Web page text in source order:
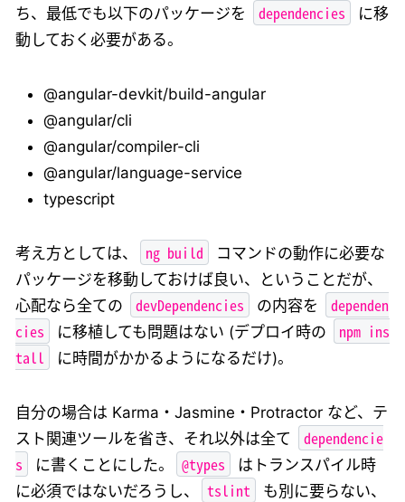
ち、最低でも以下のパッケージを
dependencies
に移
動しておく必要がある。
@angular-devkit/build-angular
@angular/cli
@angular/compiler-cli
@angular/language-service
typescript
考え方としては、 ng build
コマンドの動作に必要な
パッケージを移動しておけば良い、ということだが、
心配なら全ての
devDependencies の内容を
dependen
cies
に移植しても問題はない (デプロイ時の
npm ins
tall
に時間がかかるようになるだけ)。
自分の場合は Karma・Jasmine・Protractor など、テ
スト関連ツールを省き、それ以外は全て
dependencie
s
に書くことにした。 @types
はトランスパイル時
に必須ではないだろうし、
tslint も別に要らない、